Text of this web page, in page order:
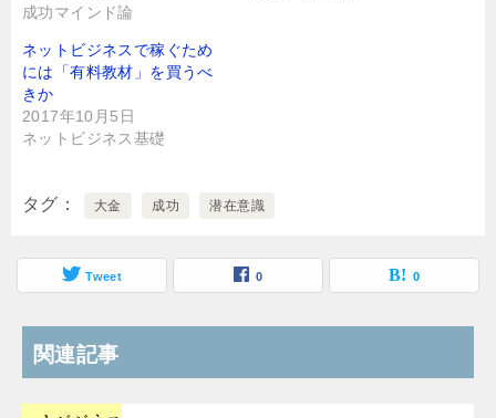
成功マインド論
ネットビジネスで稼ぐため
には「有料教材」を買うべ
きか
2017年10月5日
ネットビジネス基礎
タグ 大金 成功 潜在意識
Tweet 0 0
関連記事